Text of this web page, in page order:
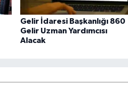
Gelir İdaresi Başkanlığı 860
Gelir Uzman Yardımcısı
Alacak